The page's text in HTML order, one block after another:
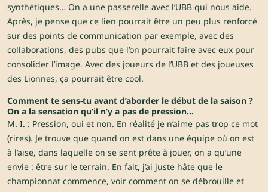
synthétiques… On a une passerelle avec l’UBB qui nous aide.
Après, je pense que ce lien pourrait être un peu plus renforcé
sur des points de communication par exemple, avec des
collaborations, des pubs que l’on pourrait faire avec eux pour
consolider l’image. Avec des joueurs de l’UBB et des joueuses
des Lionnes, ça pourrait être cool.
Comment te sens-tu avant d’aborder le début de la saison ?
On a la sensation qu’il n’y a pas de pression…
M. I. : Pression, oui et non. En réalité je n’aime pas trop ce mot
(rires). Je trouve que quand on est dans une équipe où on est
à l’aise, dans laquelle on se sent prête à jouer, on a qu’une
envie : être sur le terrain. En fait, j’ai juste hâte que le
championnat commence, voir comment on se débrouille et